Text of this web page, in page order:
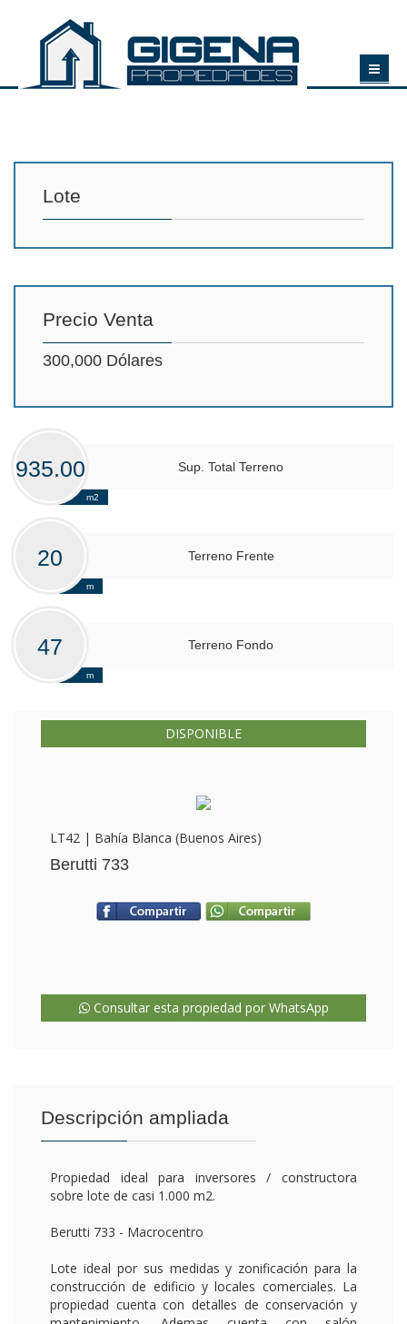
Lote
Precio Venta
300,000 Dólares
935.00 Sup. Total Terreno
m2
20 Terreno Frente
m
47 Terreno Fondo
m
DISPONIBLE
LT42 | Bahía Blanca (Buenos Aires)
Berutti 733
Consultar esta propiedad por WhatsApp
Descripción ampliada